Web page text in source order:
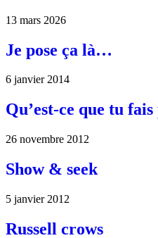
13 mars 2026
Je pose ça là…
6 janvier 2014
Qu’est-ce que tu
26 novembre 2012
Show & seek
5 janvier 2012
Russell crows